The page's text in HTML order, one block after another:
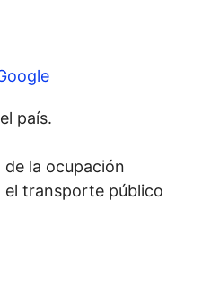
país.
de la ocupación
el transporte público